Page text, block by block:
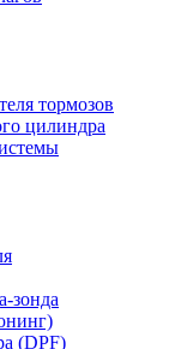
тормозов
цилиндра
зонда
(DPF)